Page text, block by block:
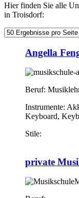
Hier finden Sie alle
in Troisdorf:
Angella
Beruf:
Instrumente:
Keyboard,
Stile:
private